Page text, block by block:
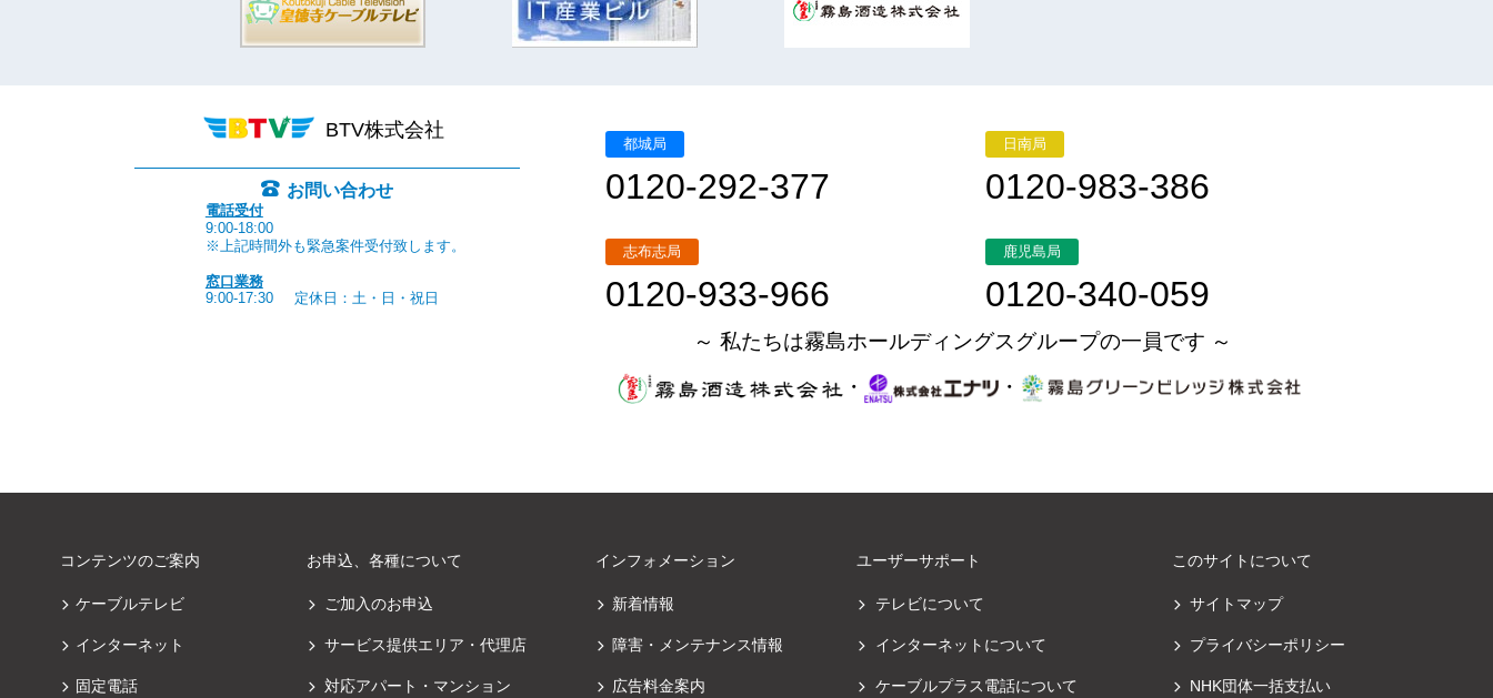
BTV株式会社
お問い合わせ
電話受付
9:00-18:00
※上記時間外も緊急案件受付致します。
窓口業務
9:00-17:30
定休日：土・日・祝日
都城局
0120-292-377
日南局
0120-983-386
志布志局
0120-933-966
鹿児島局
0120-340-059
～ 私たちは霧島ホールディングスグループの一員です ～
・
・
コンテンツのご案内
ケーブルテレビ
インターネット
固定電話
お申込、各種について
ご加入のお申込
サービス提供エリア・代理店
対応アパート・マンション
インフォメーション
新着情報
障害・メンテナンス情報
広告料金案内
ユーザーサポート
テレビについて
インターネットについて
ケーブルプラス電話について
このサイトについて
サイトマップ
プライバシーポリシー
NHK団体一括支払い